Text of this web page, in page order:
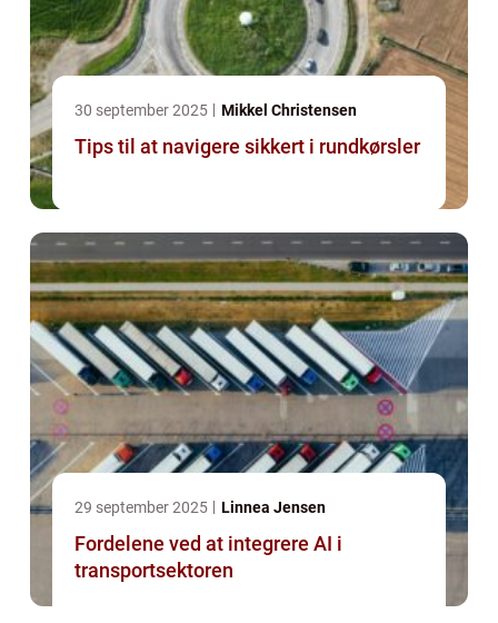
30 september 2025 Mikkel Christensen
Tips til at navigere sikkert i rundkørsler
29 september 2025 Linnea Jensen
Fordelene ved at integrere AI i
transportsektoren